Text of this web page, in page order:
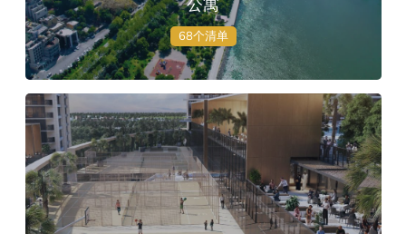
68个清单